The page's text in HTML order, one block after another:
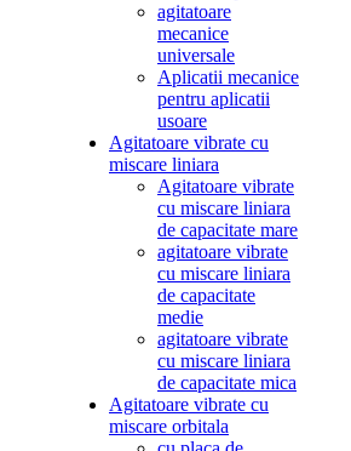
agitatoare
mecanice
universale
Aplicatii mecanice
pentru aplicatii
usoare
Agitatoare vibrate cu
miscare liniara
Agitatoare vibrate
cu miscare liniara
de capacitate mare
agitatoare vibrate
cu miscare liniara
de capacitate
medie
agitatoare vibrate
cu miscare liniara
de capacitate mica
Agitatoare vibrate cu
miscare orbitala